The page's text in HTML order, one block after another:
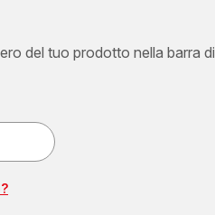
del tuo prodotto nella barra di